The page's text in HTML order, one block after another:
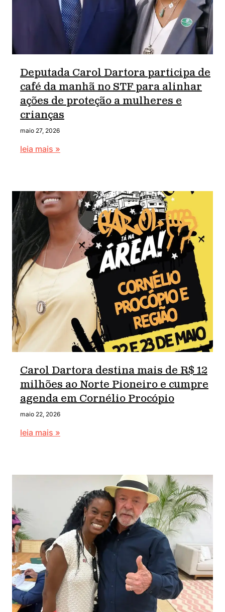
Deputada Carol Dartora participa de
café da manhã no STF para alinhar
ações de proteção a mulheres e
crianças
maio 27, 2026
leia mais »
Carol Dartora destina mais de R$ 12
milhões ao Norte Pioneiro e cumpre
agenda em Cornélio Procópio
maio 22, 2026
leia mais »